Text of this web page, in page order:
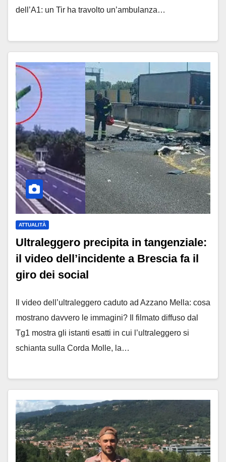
dell’A1: un Tir ha travolto un’ambulanza…
ATTUALITÀ
Ultraleggero precipita in tangenziale:
il video dell’incidente a Brescia fa il
giro dei social
Il video dell’ultraleggero caduto ad Azzano Mella: cosa
mostrano davvero le immagini? Il filmato diffuso dal
Tg1 mostra gli istanti esatti in cui l’ultraleggero si
schianta sulla Corda Molle, la…